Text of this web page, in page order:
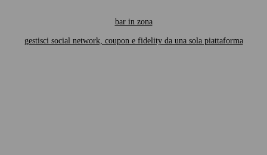
bar in zona
gestisci social network, coupon e fidelity da una sola piattaforma